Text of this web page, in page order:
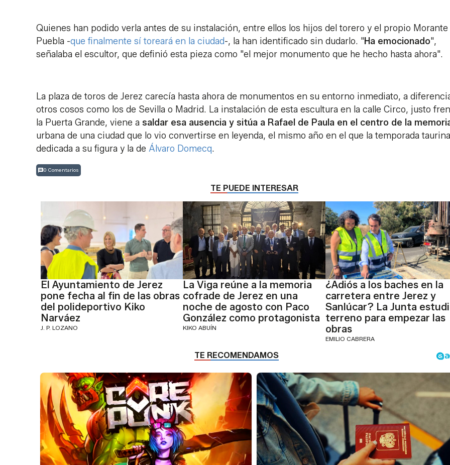
Quienes han podido verla antes de su instalación, entre ellos los hijos del torero y el propio Morante
Puebla -que finalmente sí toreará en la ciudad-, la han identificado sin dudarlo. "Ha emocionado",
señalaba el escultor, que definió esta pieza como "el mejor monumento que he hecho hasta ahora".
La plaza de toros de Jerez carecía hasta ahora de monumentos en su entorno inmediato, a
otros cosos como los de Sevilla o Madrid. La instalación de esta escultura en la calle Circo, justo
la Puerta Grande, viene a saldar esa ausencia y sitúa a Rafael de Paula en el centro de la
urbana de una ciudad que lo vio convertirse en leyenda, el mismo año en el que la temporada
dedicada a su figura y la de Álvaro Domecq.
0 Comentarios
TE PUEDE INTERESAR
El Ayuntamiento de Jerez
pone fecha al fin de las obras
del polideportivo Kiko
Narváez
J. P. LOZANO
La Viga reúne a la memoria
cofrade de Jerez en una
noche de agosto con Paco
González como protagonista
KIKO ABUÍN
¿Adiós a los baches en la
carretera entre Jerez y
Sanlúcar? La Junta
terreno para empezar las
obras
EMILIO CABRERA